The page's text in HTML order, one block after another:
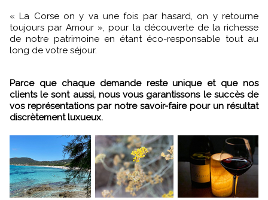
« La Corse on y va une fois par hasard, on y retourne
toujours par Amour », pour la découverte de la richesse
de notre patrimoine en étant éco-responsable tout au
long de votre séjour.
Parce que chaque demande reste unique et que nos
clients le sont aussi, nous vous garantissons le succès de
vos représentations par notre savoir-faire pour un résultat
discrètement luxueux.